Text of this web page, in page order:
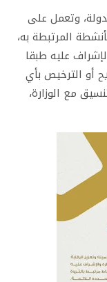
وتعمل على
المرتبطة به،
عليه طبقا
أو الترخيص بأي
مع الوزارة،